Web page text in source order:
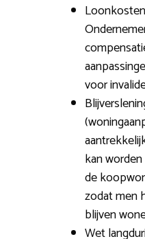
voor
kan
de
zodat men
blijven
Wet